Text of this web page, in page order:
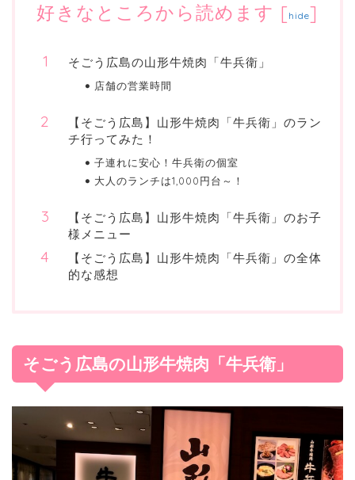
好きなところから読めます [ hide]
そごう広島の山形牛焼肉「牛兵衛」
店舗の営業時間
【そごう広島】山形牛焼肉「牛兵衛」のラン
チ行ってみた！
子連れに安心！牛兵衛の個室
大人のランチは1,000円台～！
【そごう広島】山形牛焼肉「牛兵衛」のお子
様メニュー
【そごう広島】山形牛焼肉「牛兵衛」の全体
的な感想
そごう広島の山形牛焼肉「牛兵衛」